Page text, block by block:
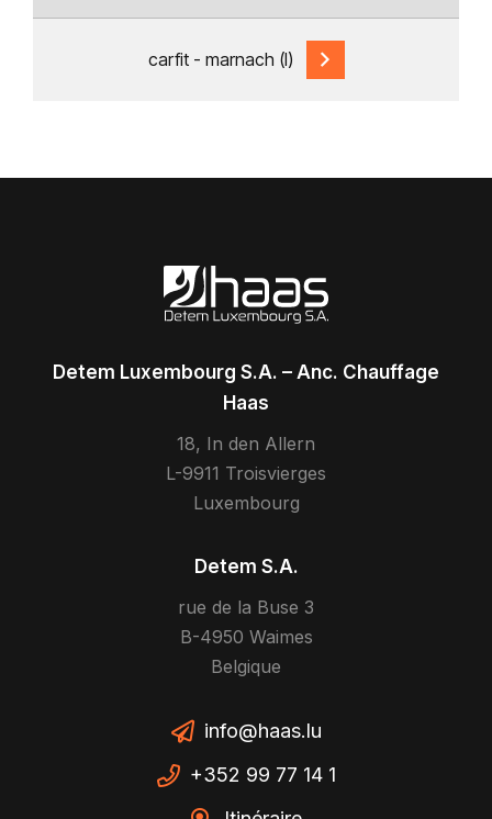
carfit - marnach (l)
Detem Luxembourg S.A. – Anc. Chauffage
Haas
18, In den Allern
L-9911 Troisvierges
Luxembourg
Detem S.A.
rue de la Buse 3
B-4950 Waimes
Belgique
info@haas.lu
+352 99 77 14 1